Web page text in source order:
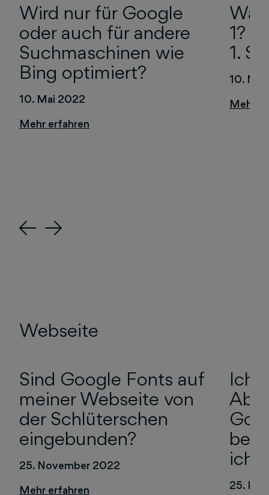
Wird nur für Google
oder auch für andere
Suchmaschinen wie
Bing optimiert?
10. Mai 2022
1?
1.
10.
Previous
Next
Webseite
Sind Google Fonts auf
meiner Webseite von
der Schlüterschen
eingebunden?
25. November 2022
Ich
ich
25.